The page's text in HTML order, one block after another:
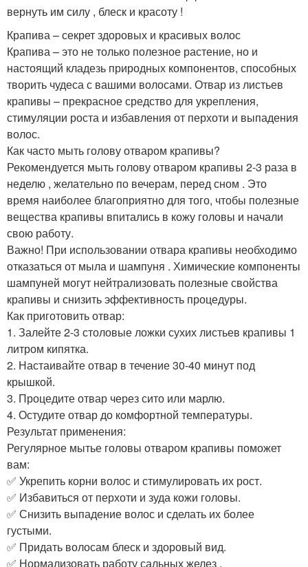
вернуть им силу , блеск и красоту !
Крапива – секрет здоровых и красивых волос
Крапива – это не только полезное растение, но и
настоящий кладезь природных компонентов, способных
творить чудеса с вашими волосами. Отвар из листьев
крапивы – прекрасное средство для укрепления,
стимуляции роста и избавления от перхоти и выпадения
волос.
Как часто мыть голову отваром крапивы?
Рекомендуется мыть голову отваром крапивы 2-3 раза в
неделю , желательно по вечерам, перед сном . Это
время наиболее благоприятно для того, чтобы полезные
вещества крапивы впитались в кожу головы и начали
свою работу.
Важно! При использовании отвара крапивы необходимо
отказаться от мыла и шампуня . Химические компоненты
шампуней могут нейтрализовать полезные свойства
крапивы и снизить эффективность процедуры.
Как приготовить отвар:
1. Залейте 2-3 столовые ложки сухих листьев крапивы 1
литром кипятка.
2. Настаивайте отвар в течение 30-40 минут под
крышкой.
3. Процедите отвар через сито или марлю.
4. Остудите отвар до комфортной температуры.
Результат применения:
Регулярное мытье головы отваром крапивы поможет
вам:
✅ Укрепить корни волос и стимулировать их рост.
✅ Избавиться от перхоти и зуда кожи головы.
✅ Снизить выпадение волос и сделать их более
густыми.
✅ Придать волосам блеск и здоровый вид.
✅ Нормализовать работу сальных желез .